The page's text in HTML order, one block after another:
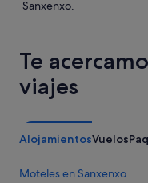
Sanxenxo.
Te
viajes
AlojamientosVuelos
Moteles en Sanxenxo